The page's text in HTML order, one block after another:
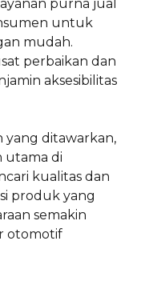
purna jual
untuk
mudah.
perbaikan dan
aksesibilitas
ditawarkan,
utama di
kualitas dan
produk yang
semakin
otomotif